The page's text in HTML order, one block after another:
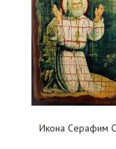
Икона Серафим